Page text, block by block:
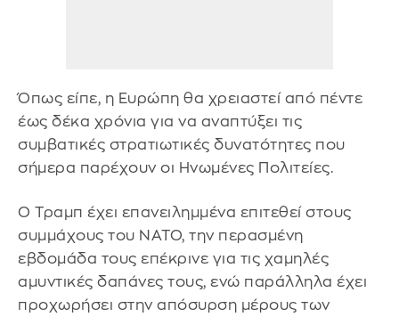
Όπως είπε, η Ευρώπη θα χρειαστεί από πέντε
έως δέκα χρόνια για να αναπτύξει τις
συμβατικές στρατιωτικές δυνατότητες που
σήμερα παρέχουν οι Ηνωμένες Πολιτείες.
Ο Τραμπ έχει επανειλημμένα επιτεθεί στους
συμμάχους του ΝΑΤΟ, την περασμένη
εβδομάδα τους επέκρινε για τις χαμηλές
αμυντικές δαπάνες τους, ενώ παράλληλα έχει
προχωρήσει στην απόσυρση μέρους των